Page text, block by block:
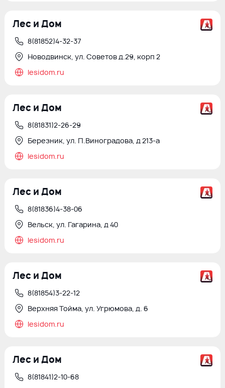
Лес и Дом
8(81852)4-32-37
Новодвинск, ул. Советов д.29, корп 2
lesidom.ru
Лес и Дом
8(81831)2-26-29
Березник, ул. П.Виноградова, д 213-а
lesidom.ru
Лес и Дом
8(81836)4-38-06
Вельск, ул. Гагарина, д 40
lesidom.ru
Лес и Дом
8(81854)3-22-12
Верхняя Тойма, ул. Угрюмова, д. 6
lesidom.ru
Лес и Дом
8(81841)2-10-68